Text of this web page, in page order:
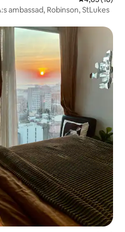
ambassad, Robinson, StLukes